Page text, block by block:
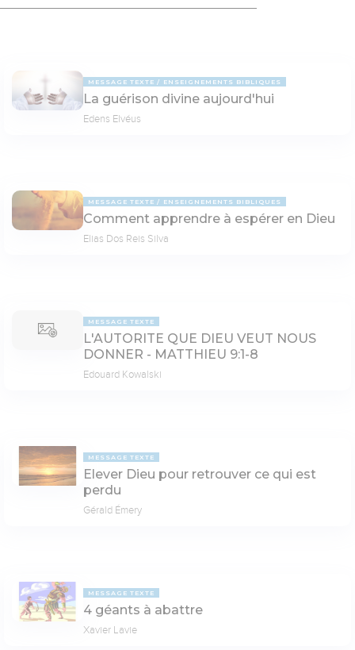
MESSAGE TEXTE ENSEIGNEMENTS BIBLIQUES
La guérison divine aujourd'hui
Edens Elvéus
MESSAGE TEXTE ENSEIGNEMENTS BIBLIQUES
Comment apprendre à espérer en Dieu
Elias Dos Reis Silva
MESSAGE TEXTE
L'AUTORITE QUE DIEU VEUT NOUS
DONNER - MATTHIEU 9:1-8
Edouard Kowalski
MESSAGE TEXTE
Elever Dieu pour retrouver ce qui est
perdu
Gérald Émery
MESSAGE TEXTE
4 géants à abattre
Xavier Lavie